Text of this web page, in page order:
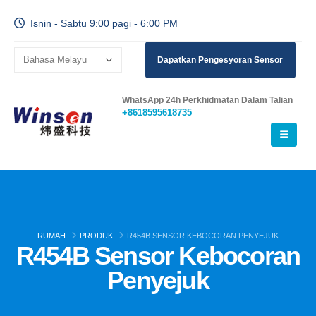
Isnin - Sabtu 9:00 pagi - 6:00 PM
Dapatkan Pengesyoran Sensor
WhatsApp 24h Perkhidmatan Dalam Talian
+8618595618735
RUMAH PRODUK R454B SENSOR KEBOCORAN PENYEJUK
R454B Sensor Kebocoran
Penyejuk